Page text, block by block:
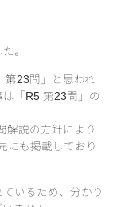
。
第23問」と思われ
「R5 第23問」の
解説の方針により
にも掲載しており
いるため、分かり